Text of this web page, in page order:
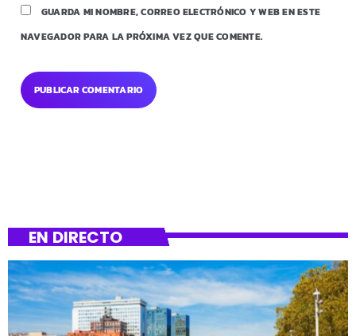
GUARDA MI NOMBRE, CORREO ELECTRÓNICO Y WEB EN ESTE
NAVEGADOR PARA LA PRÓXIMA VEZ QUE COMENTE.
EN DIRECTO